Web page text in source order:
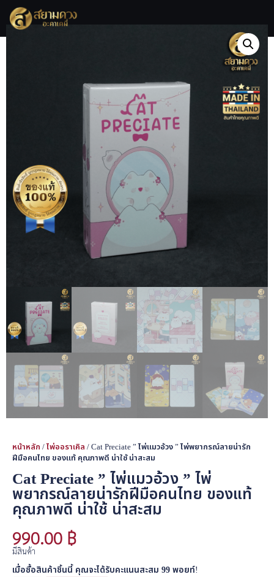
หน้าหลัก /ไพ่ออราเคิล / Cat Preciate ” ไพ่แมวอ้วง ” ไพ่พยากรณ์ลายน่ารัก
ฝีมือคนไทย ของแท้ คุณภาพดี น่าใช้ น่าสะสม
Cat Preciate ” ไพ่แมวอ้วง ” ไพ่
พยากรณ์ลายน่ารักฝีมือคนไทย ของแท้
คุณภาพดี น่าใช้ น่าสะสม
990.00 ฿
มีสินค้า
เมื่อซื้อสินค้าชิ้นนี้ คุณจะได้รับคะแนนสะสม 99พอยท์!